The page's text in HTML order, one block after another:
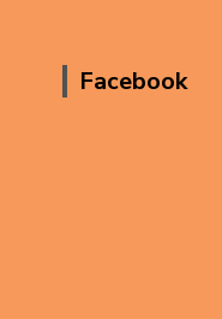
Facebook